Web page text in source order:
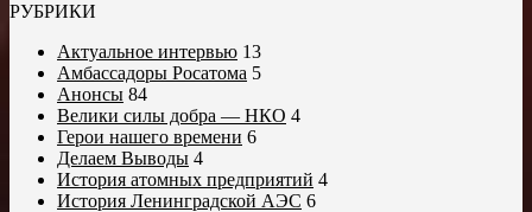
РУБРИКИ
Актуальное интервью 13
Амбассадоры Росатома 5
Анонсы 84
Велики силы добра — НКО 4
Герои нашего времени 6
Делаем Выводы 4
История атомных предприятий 4
История Ленинградской АЭС 6